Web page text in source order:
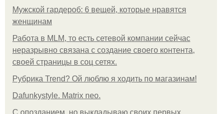
Мужской гардероб: 6 вещей, которые нравятся
женщинам
Работа в MLM, то есть сетевой компании сейчас
неразрывно связана с создание своего контента,
своей страницы в соц сетях.
Рубрика Trend? Ой люблю я ходить по магазинам!
Dafunkystyle. Matrix neo.
С опозданием, но выкладываю своих первых